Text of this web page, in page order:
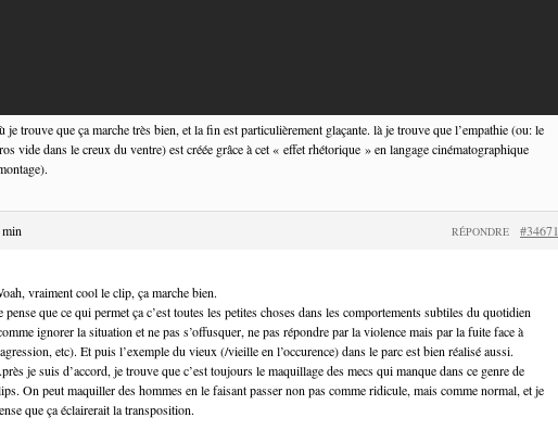
je trouve que ça marche très bien, et la fin est particulièrement glaçante. là je trouve que l’empathie (ou: le
vide dans le creux du ventre) est créée grâce à cet « effet rhétorique » en langage cinématographique
#34671
RÉPONDRE
vraiment cool le clip, ça marche bien.
pense que ce qui permet ça c’est toutes les petites choses dans les comportements subtiles du quotidien
ignorer la situation et ne pas s’offusquer, ne pas répondre par la violence mais par la fuite face à
etc). Et puis l’exemple du vieux (/vieille en l’occurence) dans le parc est bien réalisé aussi.
je suis d’accord, je trouve que c’est toujours le maquillage des mecs qui manque dans ce genre de
On peut maquiller des hommes en le faisant passer non pas comme ridicule, mais comme normal, et je
que ça éclairerait la transposition.